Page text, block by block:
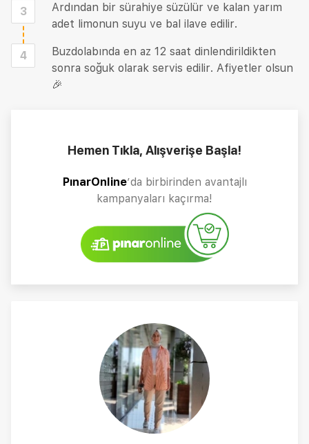
3
Ardından bir sürahiye süzülür ve kalan yarım
adet limonun suyu ve bal ilave edilir.
4
Buzdolabında en az 12 saat dinlendirildikten
sonra soğuk olarak servis edilir. Afiyetler olsun
🎉
Hemen Tıkla, Alışverişe Başla!
PınarOnline’da birbirinden avantajlı
kampanyaları kaçırma!